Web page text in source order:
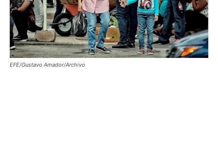
EFE/Gustavo Amador/Archivo